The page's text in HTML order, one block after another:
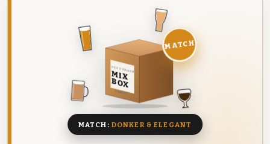
DEZE MAAND
MIX
BOX
8 BIEREN
MATCH
MATCH: DONKER & ELEGANT